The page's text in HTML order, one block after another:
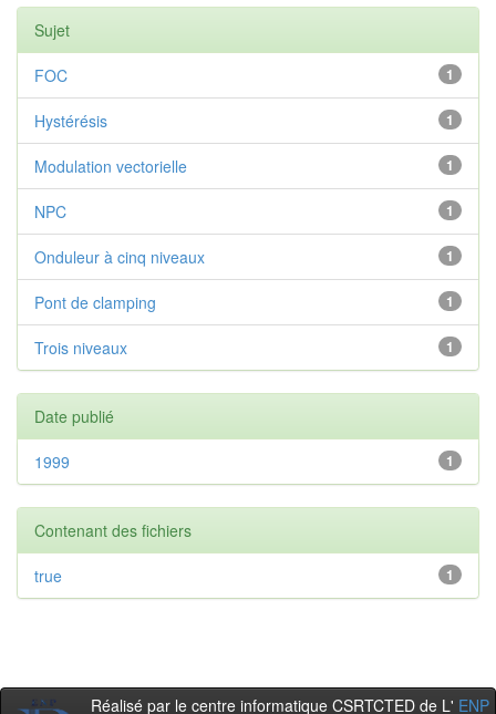
Sujet
1
FOC
1
Hystérésis
1
Modulation vectorielle
1
NPC
1
Onduleur à cinq niveaux
1
Pont de clamping
1
Trois niveaux
Date publié
1
1999
Contenant des fichiers
1
true
Réalisé par le centre informatique CSRTCTED de L' ENP